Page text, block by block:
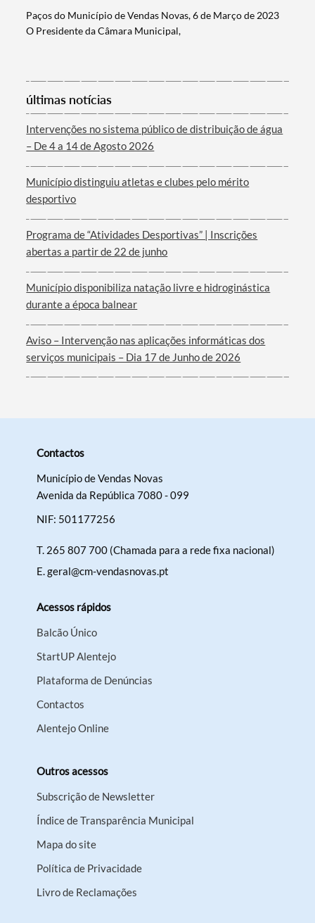
Termo de Pesquisa
Filtros
Paços do Município de Vendas Novas, 6 de Março de 2023
O Presidente da Câmara Municipal,
últimas notícias
Intervenções no sistema público de distribuição de água
– De 4 a 14 de Agosto 2026
Município distinguiu atletas e clubes pelo mérito
desportivo
Programa de “Atividades Desportivas” | Inscrições
abertas a partir de 22 de junho
Município disponibiliza natação livre e hidroginástica
durante a época balnear
Aviso – Intervenção nas aplicações informáticas dos
serviços municipais – Dia 17 de Junho de 2026
Contactos
Município de Vendas Novas
Avenida da República 7080 - 099
NIF: 501177256
T. 265 807 700 (Chamada para a rede fixa nacional)
E.geral@cm-vendasnovas.pt
Acessos rápidos
Balcão Único
StartUP Alentejo
Plataforma de Denúncias
Contactos
Alentejo Online
Outros acessos
Subscrição de Newsletter
Índice de Transparência Municipal
Mapa do site
Política de Privacidade
Livro de Reclamações